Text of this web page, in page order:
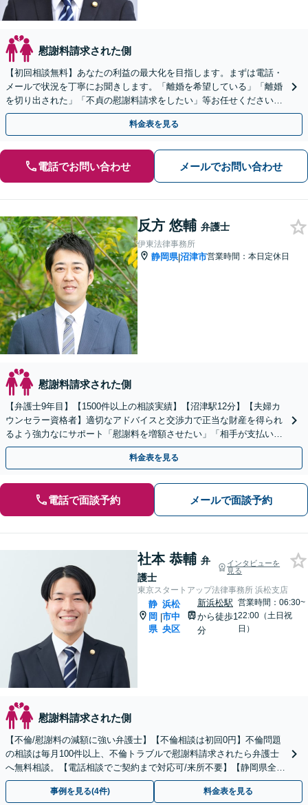
慰謝料請求された側
【初回相談無料】あなたの利益の最大化を目指します。まずは電話・
メールで状況を丁寧にお聞きします。「離婚を希望している」「離婚
を切り出された」「不貞の慰謝料請求をしたい」等お任せください。
【リーズナブルな料金設定】
料金表を見る
電話でお問い合わせ メールでお問い合わせ
反方 悠輔 弁護士
伊東法律事務所
静岡県|沼津市営業時間：本日定休日
慰謝料請求された側
【弁護士9年目】【1500件以上の相談実績】【沼津駅12分】【夫婦カ
ウンセラー資格者】適切なアドバイスと交渉力で正当な財産を得られ
るよう強力なにサポート「慰謝料を増額させたい」「相手が支払いに
応じない」などもご相談を【初回相談30分無料】
料金表を見る
電話で面談予約 メールで面談予約
社本 恭輔 弁
護士
インタビューを
見る
東京スタートアップ法律事務所 浜松支店
静
岡
県
|
浜松
市中
央区
新浜松駅
から徒歩1
分
営業時間：06:30~
22:00（土日祝
日）
慰謝料請求された側
【不倫/慰謝料の減額に強い弁護士】【不倫相談は初回0円】不倫問題
の相談は毎月100件以上、不倫トラブルで慰謝料請求されたら弁護士
へ無料相談。【電話相談でご契約まで対応可/来所不要】【静岡県全域
対応】
事例を見る(4件) 料金表を見る